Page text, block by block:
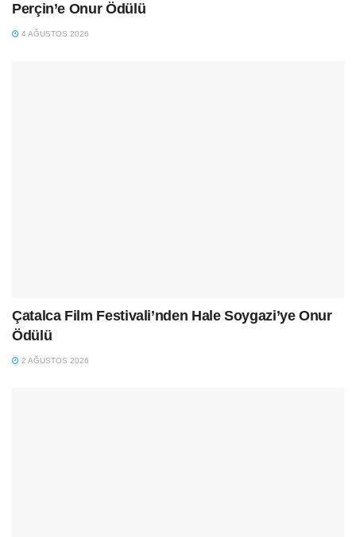
Perçin’e Onur Ödülü
4 AĞUSTOS 2026
Çatalca Film Festivali’nden Hale Soygazi’ye Onur
Ödülü
2 AĞUSTOS 2026